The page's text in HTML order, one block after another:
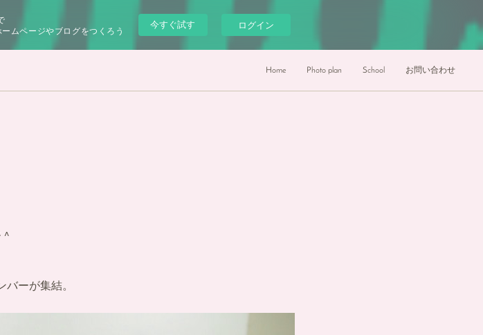
ムページやブログをつくろう
今すぐ試す ログイン
Home Photo plan School お問い合わせ
^
ーが集結。